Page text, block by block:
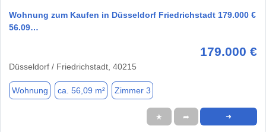
Wohnung zum Kaufen in Düsseldorf Friedrichstadt 179.000 €
56.09…
179.000 €
Düsseldorf / Friedrichstadt, 40215
Wohnung ca. 56,09 m² Zimmer 3
★ ➦ ➜